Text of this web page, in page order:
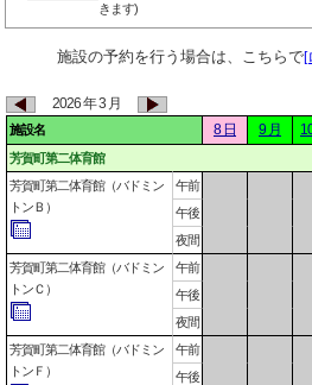
きます)
施設の予約を行う場合は、こちらで[
2026 年 3 月
施設名 8 日 9 月
芳賀町第二体育館
芳賀町第二体育館（バドミン
トンＢ）
午前
午後
夜間
芳賀町第二体育館（バドミン
トンＣ）
午前
午後
夜間
芳賀町第二体育館（バドミン
トンＦ）
午前
午後